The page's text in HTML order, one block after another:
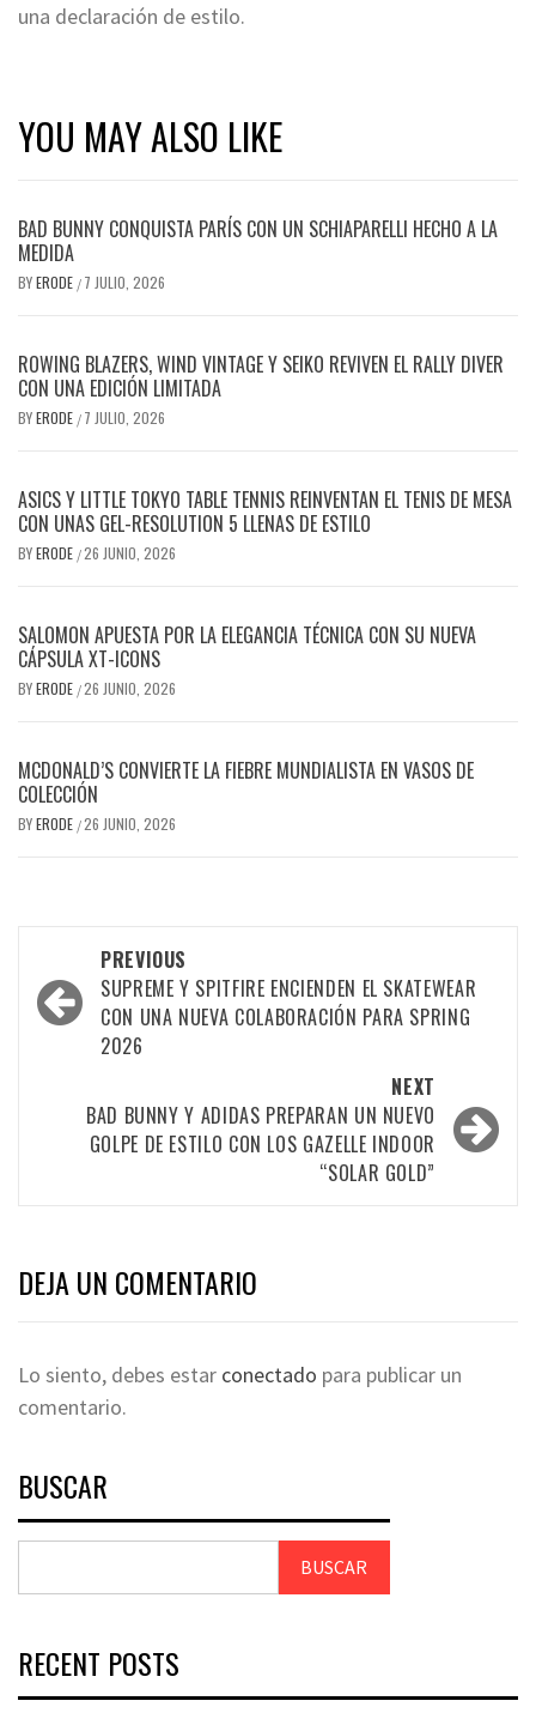
una declaración de estilo.
YOU MAY ALSO LIKE
BAD BUNNY CONQUISTA PARÍS CON UN SCHIAPARELLI HECHO A LA
MEDIDA
BYERODE / 7 JULIO, 2026
ROWING BLAZERS, WIND VINTAGE Y SEIKO REVIVEN EL RALLY DIVER
CON UNA EDICIÓN LIMITADA
BYERODE / 7 JULIO, 2026
ASICS Y LITTLE TOKYO TABLE TENNIS REINVENTAN EL TENIS DE MESA
CON UNAS GEL-RESOLUTION 5 LLENAS DE ESTILO
BYERODE /26 JUNIO, 2026
SALOMON APUESTA POR LA ELEGANCIA TÉCNICA CON SU NUEVA
CÁPSULA XT-ICONS
BYERODE /26 JUNIO, 2026
MCDONALD’S CONVIERTE LA FIEBRE MUNDIALISTA EN VASOS DE
COLECCIÓN
BYERODE /26 JUNIO, 2026
PREVIOUS
SUPREME Y SPITFIRE ENCIENDEN EL SKATEWEAR
CON UNA NUEVA COLABORACIÓN PARA SPRING
2026
NEXT
BAD BUNNY Y ADIDAS PREPARAN UN NUEVO
GOLPE DE ESTILO CON LOS GAZELLE INDOOR
“SOLAR GOLD”
DEJA UN COMENTARIO
Lo siento, debes estar conectado para publicar un
comentario.
BUSCAR
BUSCAR
RECENT POSTS